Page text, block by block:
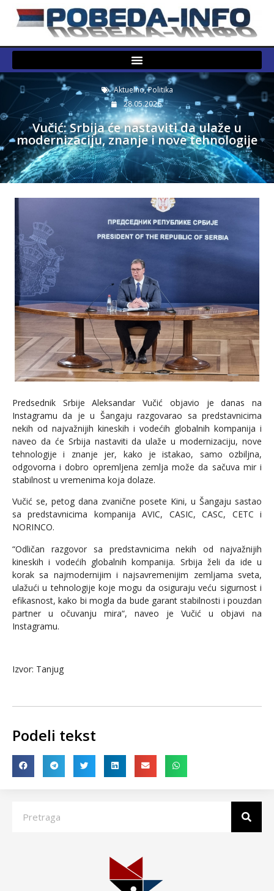
Aktuelno,Politika
28.05.2026.
Vučić: Srbija će nastaviti da ulaže u
modernizaciju, znanje i nove tehnologije
Predsednik Srbije Aleksandar Vučić objavio je danas na
Instagramu da je u Šangaju razgovarao sa predstavnicima
nekih od najvažnijih kineskih i vodećih globalnih kompanija i
naveo da će Srbija nastaviti da ulaže u modernizaciju, nove
tehnologije i znanje jer, kako je istakao, samo ozbiljna,
odgovorna i dobro opremljena zemlja može da sačuva mir i
stabilnost u vremenima koja dolaze.
Vučić se, petog dana zvanične posete Kini, u Šangaju sastao
sa predstavnicima kompanija AVIC, CASIC, CASC, CETC i
NORINCO.
“Odličan razgovor sa predstavnicima nekih od najvažnijih
kineskih i vodećih globalnih kompanija. Srbija želi da ide u
korak sa najmodernijim i najsavremenijim zemljama sveta,
ulažući u tehnologije koje mogu da osiguraju veću sigurnost i
efikasnost, kako bi mogla da bude garant stabilnosti i pouzdan
partner u očuvanju mira“, naveo je Vučić u objavi na
Instagramu.
Izvor: Tanjug
Podeli tekst